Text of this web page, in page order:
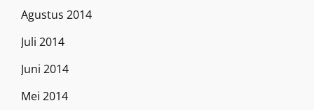
Agustus 2014
Juli 2014
Juni 2014
Mei 2014